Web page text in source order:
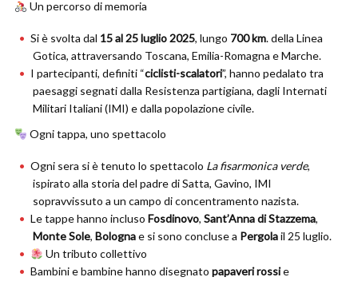
Un percorso di memoria
Si è svolta dal 15 al 25 luglio 2025, lungo 700 km. della Linea
Gotica, attraversando Toscana, Emilia-Romagna e Marche.
I partecipanti, definiti “ciclisti-scalatori”, hanno pedalato tra
paesaggi segnati dalla Resistenza partigiana, dagli Internati
Militari Italiani (IMI) e dalla popolazione civile.
Ogni tappa, uno spettacolo
Ogni sera si è tenuto lo spettacolo La fisarmonica verde,
ispirato alla storia del padre di Satta, Gavino, IMI
sopravvissuto a un campo di concentramento nazista.
Le tappe hanno incluso Fosdinovo, Sant’Anna di Stazzema,
Monte Sole, Bolognae si sono concluse a Pergolail 25 luglio.
Un tributo collettivo
Bambini e bambine hanno disegnato papaveri rossie